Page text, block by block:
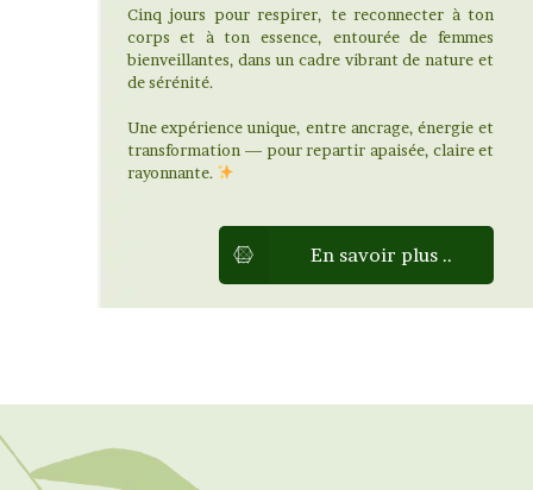
Cinq jours pour respirer, te reconnecter à ton
corps et à ton essence, entourée de femmes
bienveillantes, dans un cadre vibrant de nature et
de sérénité.
Une expérience unique, entre ancrage, énergie et
transformation — pour repartir apaisée, claire et
rayonnante.
En savoir plus ..